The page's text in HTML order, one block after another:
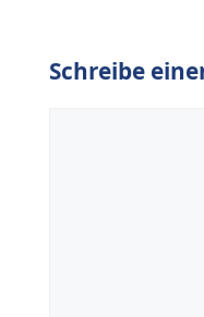
Schreibe